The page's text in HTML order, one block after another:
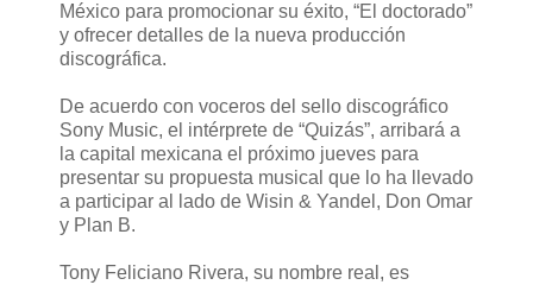
México para promocionar su éxito, “El doctorado”
y ofrecer detalles de la nueva producción
discográfica.
De acuerdo con voceros del sello discográfico
Sony Music, el intérprete de “Quizás”, arribará a
la capital mexicana el próximo jueves para
presentar su propuesta musical que lo ha llevado
a participar al lado de Wisin & Yandel, Don Omar
y Plan B.
Tony Feliciano Rivera, su nombre real, es